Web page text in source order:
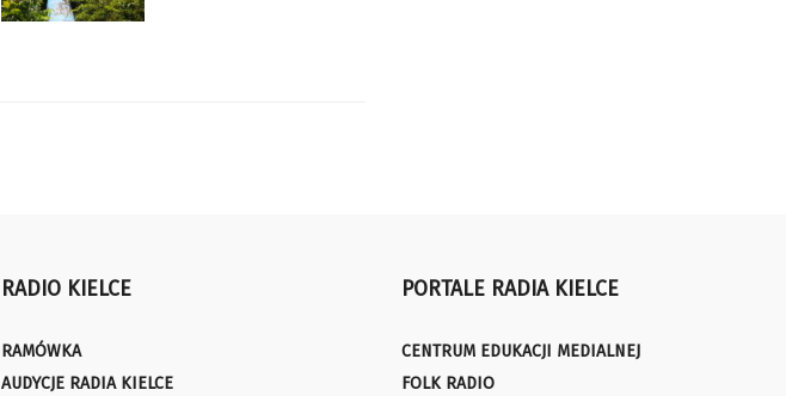
RADIO KIELCE
RAMÓWKA
AUDYCJE RADIA KIELCE
PORTALE RADIA KIELCE
CENTRUM EDUKACJI MEDIALNEJ
FOLK RADIO